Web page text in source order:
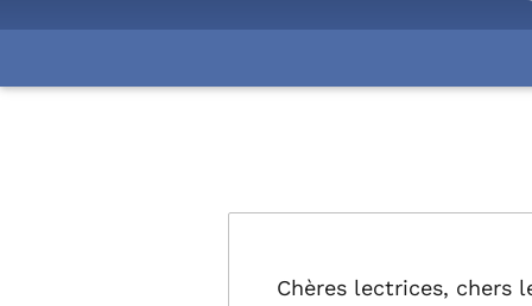
Chères lectrices, chers